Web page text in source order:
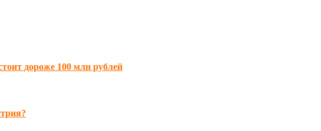
дороже 100 млн рублей